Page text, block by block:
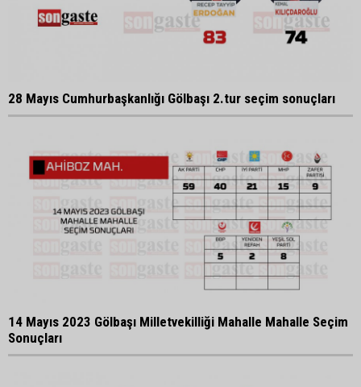
28 Mayıs Cumhurbaşkanlığı Gölbaşı 2.tur seçim sonuçları
14 Mayıs 2023 Gölbaşı Milletvekilliği Mahalle Mahalle Seçim
Sonuçları